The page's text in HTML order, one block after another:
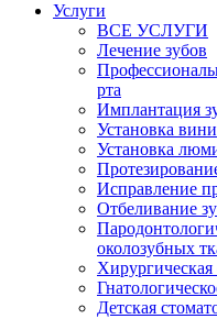
Услуги
ВСЕ УСЛУГИ
Лечение зубов
рта
Имплантация
Установка
Установка
Исправление
Отбеливание
околозубных
Хирургическая
Детская